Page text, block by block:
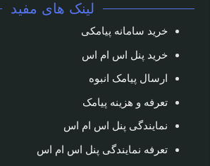
لینک های مفید
خرید سامانه پیامکی
خرید پنل اس ام اس
ارسال پیامک انبوه
تعرفه و هزینه پیامک
نمایندگی پنل اس ام اس
تعرفه نمایندگی پنل اس ام اس